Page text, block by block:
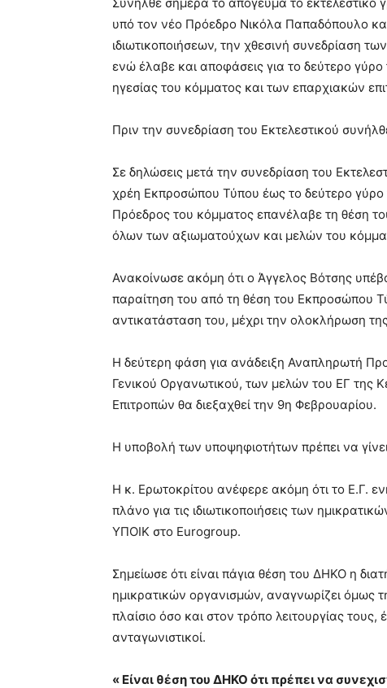
υπό τον νέο Πρόεδρο Νικόλα Παπαδόπουλο
ιδιωτικοποιήσεων, την χθεσινή συνεδρίαση
ενώ έλαβε και αποφάσεις για το δεύτερο
ηγεσίας του κόμματος και των επαρχιακών
Πριν την συνεδρίαση του Εκτελεστικού
Σε δηλώσεις μετά την συνεδρίαση του
χρέη Εκπροσώπου Τύπου έως το δεύτερο
Πρόεδρος του κόμματος επανέλαβε τη θέση
όλων των αξιωματούχων και μελών του
Ανακοίνωσε ακόμη ότι ο Άγγελος Βότσης
παραίτηση του από τη θέση του Εκπροσώπου
αντικατάσταση του, μέχρι την ολοκλήρωση
Η δεύτερη φάση για ανάδειξη Αναπληρωτή
Γενικού Οργανωτικού, των μελών του ΕΓ της
Επιτροπών θα διεξαχθεί την 9η Φεβρουαρίου.
Η υποβολή των υποψηφιοτήτων πρέπει να
Η κ. Ερωτοκρίτου ανέφερε ακόμη ότι το Ε.Γ.
πλάνο για τις ιδιωτικοποιήσεις των
ΥΠΟΙΚ στο Eurogroup.
Σημείωσε ότι είναι πάγια θέση του ΔΗΚΟ η
ημικρατικών οργανισμών, αναγνωρίζει όμως
πλαίσιο όσο και στον τρόπο λειτουργίας τους,
ανταγωνιστικοί.
« Είναι θέση του ΔΗΚΟ ότι πρέπει να